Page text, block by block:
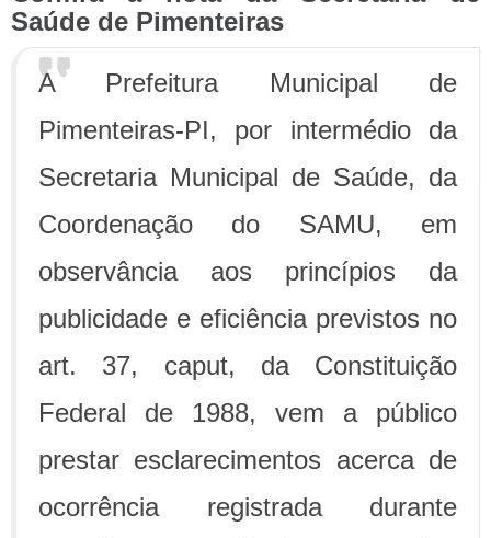
Saúde de Pimenteiras
A Prefeitura Municipal de
Pimenteiras-PI, por intermédio da
Secretaria Municipal de Saúde, da
Coordenação do SAMU, em
observância aos princípios da
publicidade e eficiência previstos no
art. 37, caput, da Constituição
Federal de 1988, vem a público
prestar esclarecimentos acerca de
ocorrência registrada durante